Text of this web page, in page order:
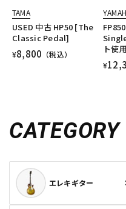
TAMA
USED 中古 HP50 [The
Classic Pedal]
¥8,800 （税込）
ト使
¥
CATEGORY
エレキギター